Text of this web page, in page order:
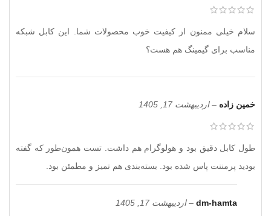
سلام خیلی ممنون از کیفیت خوب محصولات شما. این کابل شبکه
مناسب برای گیمینگ هم هست؟
خمین زاده – اردیبهشت 17, 1405
طول کابل دقیق بود و هولوگرام هم داشت. تست همون‌طور که گفته
بودید پرمننت پاس شده بود. بسته‌بندی هم تمیز و مطمئن بود.
dm-hamta
– اردیبهشت 17, 1405